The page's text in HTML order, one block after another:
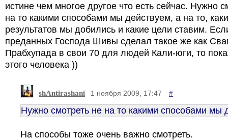
истине чем многое другое что есть сейчас. Нужно
на то какими способами мы действуем, а на то,
результатов мы добились и какие цели ставим.
преданных Господа Шивы сделал такое же как
Прабхупада в свои 70 для людей Кали-юги, то
этого человека ))
shAntirashani 1 ноября 2009, 17:47 #
Нужно смотреть не на то какими способами мы
На способы тоже очень важно смотреть.